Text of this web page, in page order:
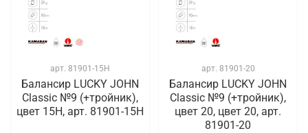
арт. 81901-15H
Балансир LUCKY JOHN
Classic №9 (+тройник),
цвет 15H, арт. 81901-15H
арт. 81901-20
Балансир LUCKY JOHN
Classic №9 (+тройник),
цвет 20, цвет 20, арт.
81901-20